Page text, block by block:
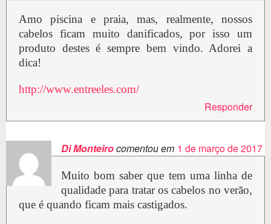
Amo piscina e praia, mas, realmente, nossos
cabelos ficam muito danificados, por isso um
produto destes é sempre bem vindo. Adorei a
dica!
http://www.entreeles.com/
Responder
Di Monteirocomentou em 1 de março de 2017
Muito bom saber que tem uma linha de
qualidade para tratar os cabelos no verão,
que é quando ficam mais castigados.